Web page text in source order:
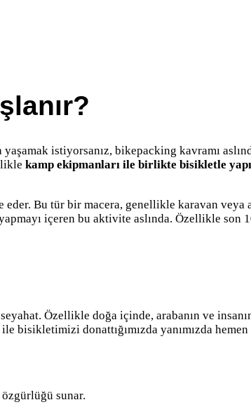
istiyorsanız, bikepacking kavramı
kamp ekipmanları ile birlikte bisikletle
Bu tür bir macera, genellikle karavan veya
içeren bu aktivite aslında. Özellikle son
Özellikle doğa içinde, arabanın ve
donattığımızda yanımızda
sunar.